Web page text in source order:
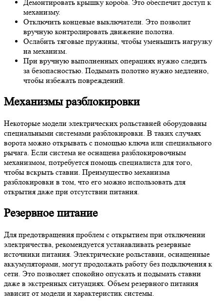
Демонтировать крышку короба. Это обеспечит доступ к
механизму.
Отключить концевые выключатели. Это позволит
вручную контролировать движение полотна.
Ослабить тяговые пружины, чтобы уменьшить нагрузку
на механизм.
При вручную выполненных операциях нужно следить
за безопасностью. Подымать полотно нужно медленно,
чтобы избежать повреждений.
Механизмы разблокировки
Некоторые модели электрических рольставней оборудованы
специальными системами разблокировки. В таких случаях
ворота можно открывать с помощью ключа или специального
рычага. Если система не оснащена разблокировочным
механизмом, потребуется помощь специалиста для того,
чтобы вскрыть ставни. Преимущество механизма
разблокировки в том, что его можно использовать для
открытия даже при отсутствии питания.
Резервное питание
Для предотвращения проблем с открытием при отключении
электричества, рекомендуется устанавливать резервные
источники питания. Электрические рольставни, оснащенные
аккумуляторами, могут продолжать работу без подключения к
сети. Это позволяет спокойно опускать и подымать ставни
даже в экстренных ситуациях. Объем резервного питания
зависит от модели и характеристик системы.